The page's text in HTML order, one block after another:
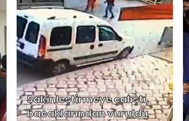
Sakinleştirmeye çalıştı,
bacaklarından vuruldu